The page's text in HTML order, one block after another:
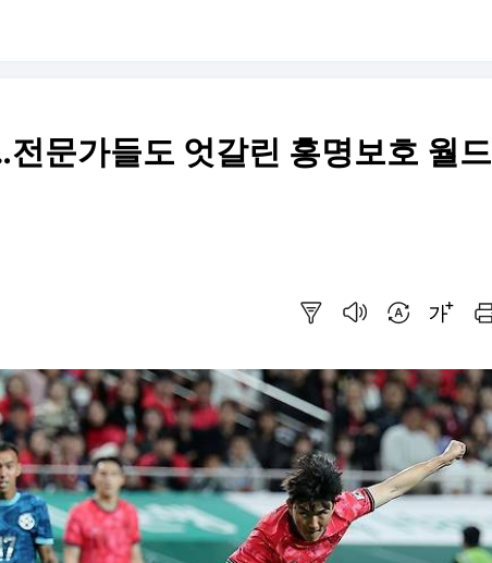
전문가들도 엇갈린 홍명보호 월드